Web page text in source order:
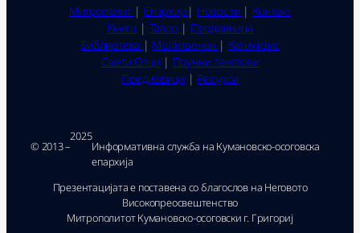
Митрополит | Епархија| Новости | Контакт
Книги | Тавор | Продавница
Библиотека | Молитвеник | Катихизис
Свети Отци| Поучни текстови
Предизвици | Ресурси
© 2013 –
2025
Ин­фор­ма­тив­на служ­ба на Ку­ма­нов­ско-осо­гов­ска
епар­хи­ја
Презентацијата е поставена со благослов на Неговото
Високопреосвештенство
Митрополитот Кумановско-осоговски г. Григориј